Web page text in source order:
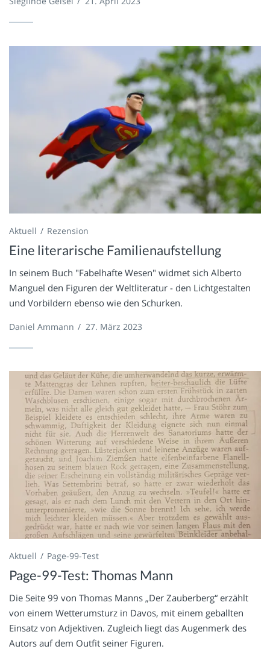
Aktuell Rezension
Eine literarische Familienaufstellung
In seinem Buch "Fabelhafte Wesen" widmet sich Alberto
Manguel den Figuren der Weltliteratur - den Lichtgestalten
und Vorbildern ebenso wie den Schurken.
Daniel Ammann / 27. März 2023
Aktuell Page-99-Test
Page-99-Test: Thomas Mann
Die Seite 99 von Thomas Manns „Der Zauberberg“ erzählt
von einem Wetterumsturz in Davos, mit einem geballten
Einsatz von Adjektiven. Zugleich liegt das Augenmerk des
Autors auf dem Outfit seiner Figuren.